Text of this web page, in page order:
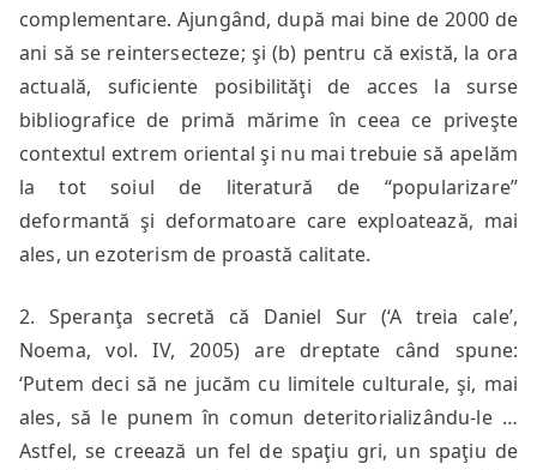
complementare. Ajungând, după mai bine de 2000 de
ani să se reintersecteze; şi (b) pentru că există, la ora
actuală, suficiente posibilităţi de acces la surse
bibliografice de primă mărime în ceea ce priveşte
contextul extrem oriental şi nu mai trebuie să apelăm
la tot soiul de literatură de “popularizare”
deformantă şi deformatoare care exploatează, mai
ales, un ezoterism de proastă calitate.
2. Speranţa secretă că Daniel Sur (‘A treia cale’,
Noema, vol. IV, 2005) are dreptate când spune:
‘Putem deci să ne jucăm cu limitele culturale, şi, mai
ales, să le punem în comun deteritorializându-le …
Astfel, se creează un fel de spaţiu gri, un spaţiu de